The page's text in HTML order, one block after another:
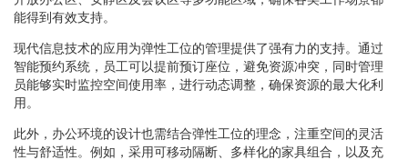
能得到有效支持。
现代信息技术的应用为弹性工位的管理提供了强有力的支持。通过
智能预约系统，员工可以提前预订座位，避免资源冲突，同时管理
员能够实时监控空间使用率，进行动态调整，确保资源的最大化利
用。
此外，办公环境的设计也需结合弹性工位的理念，注重空间的灵活
性与舒适性。例如，采用可移动隔断、多样化的家具组合，以及充